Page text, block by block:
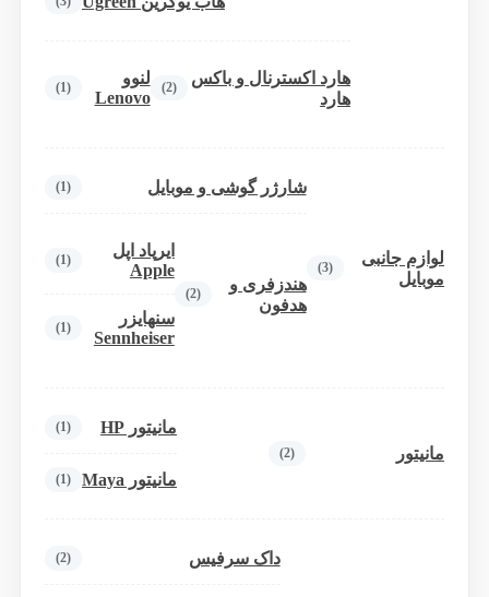
هارد اکسترنال و باکس
هارد
(2)
لنوو
Lenovo
(1)
لوازم جانبی
موبایل
(3)
شارژر گوشی و موبایل (1)
هندزفری و
هدفون
(2)
ایرپاد اپل
Apple
(1)
سنهایزر
Sennheiser
(1)
مانیتور (2)
مانیتور HP (1)
مانیتور Maya (1)
داک سرفیس (2)